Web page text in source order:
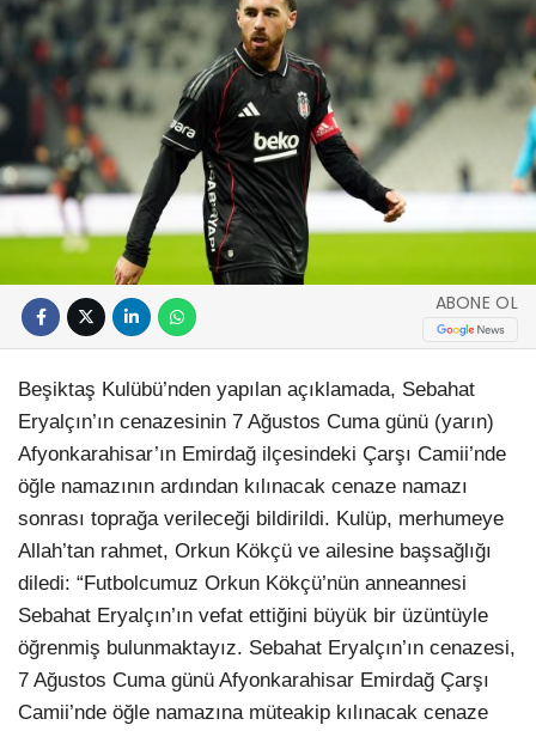
ABONE OL
Beşiktaş Kulübü’nden yapılan açıklamada, Sebahat
Eryalçın’ın cenazesinin 7 Ağustos Cuma günü (yarın)
Afyonkarahisar’ın Emirdağ ilçesindeki Çarşı Camii’nde
öğle namazının ardından kılınacak cenaze namazı
sonrası toprağa verileceği bildirildi. Kulüp, merhumeye
Allah’tan rahmet, Orkun Kökçü ve ailesine başsağlığı
diledi: “Futbolcumuz Orkun Kökçü’nün anneannesi
Sebahat Eryalçın’ın vefat ettiğini büyük bir üzüntüyle
öğrenmiş bulunmaktayız. Sebahat Eryalçın’ın cenazesi,
7 Ağustos Cuma günü Afyonkarahisar Emirdağ Çarşı
Camii’nde öğle namazına müteakip kılınacak cenaze